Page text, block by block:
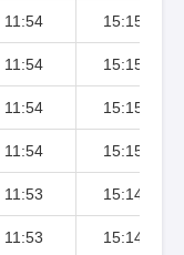
11:54 15:15
11:54 15:15
11:54 15:15
11:54 15:15
11:53 15:14
11:53 15:14